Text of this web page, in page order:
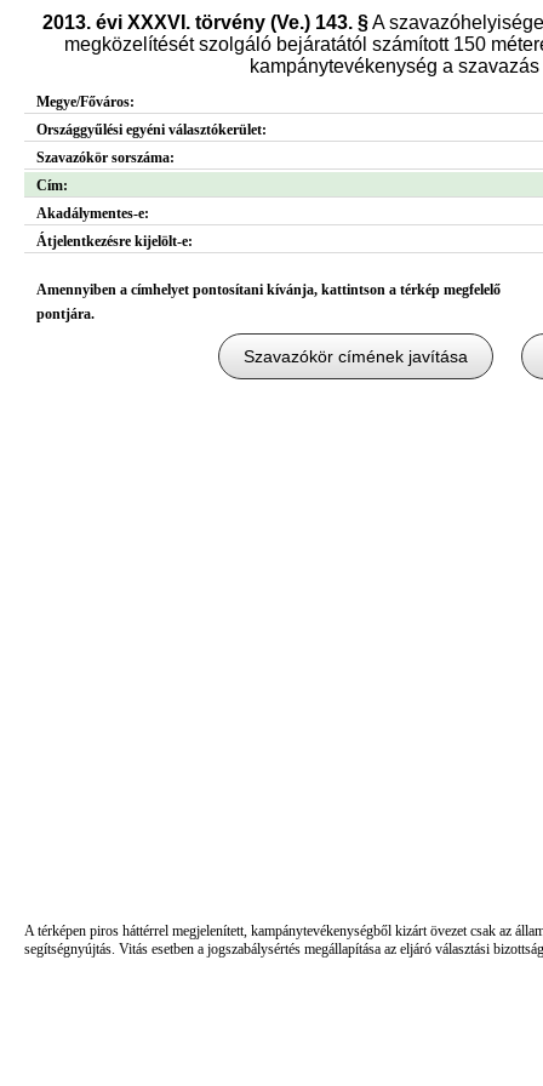
2013. évi XXXVI. törvény (Ve.) 143. §A
megközelítését szolgáló bejáratától számított 150
kampánytevékenység a
Megye/Főváros:
Országgyűlési egyéni választókerület:
Szavazókör sorszáma:
Cím:
Akadálymentes-e:
Átjelentkezésre kijelölt-e:
Amennyiben a címhelyet pontosítani kívánja, kattintson a térkép megfelelő
pontjára.
A térképen piros háttérrel megjelenített, kampánytevékenységből kizárt övezet csak az
segítségnyújtás. Vitás esetben a jogszabálysértés megállapítása az eljáró választási